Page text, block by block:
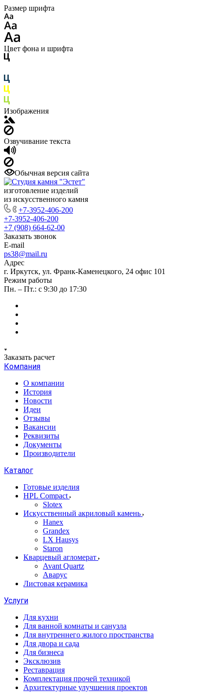
Размер шрифта
Цвет фона и шрифта
Изображения
Озвучивание текста
Обычная версия сайта
изготовление изделий
из искусственного камня
+7-3952-406-200
+7-3952-406-200
+7 (908) 664-62-00
Заказать звонок
E-mail
ps38@mail.ru
Адрес
г. Иркутск, ул. Франк-Каменецкого, 24 офис 101
Режим работы
Пн. – Пт.: с 9:30 до 17:30
Заказать расчет
Компания
О компании
История
Новости
Идеи
Отзывы
Вакансии
Реквизиты
Документы
Производители
Каталог
Готовые изделия
HPL Compact
Slotex
Искусственный акриловый камень
Hanex
Grandex
LX Hausys
Staron
Кварцевый агломерат
Avant Quartz
Аварус
Листовая керамика
Услуги
Для кухни
Для ванной комнаты и санузла
Для внутреннего жилого пространства
Для двора и сада
Для бизнеса
Эксклюзив
Реставрация
Комплектация прочей техникой
Архитектурные улучшения проектов